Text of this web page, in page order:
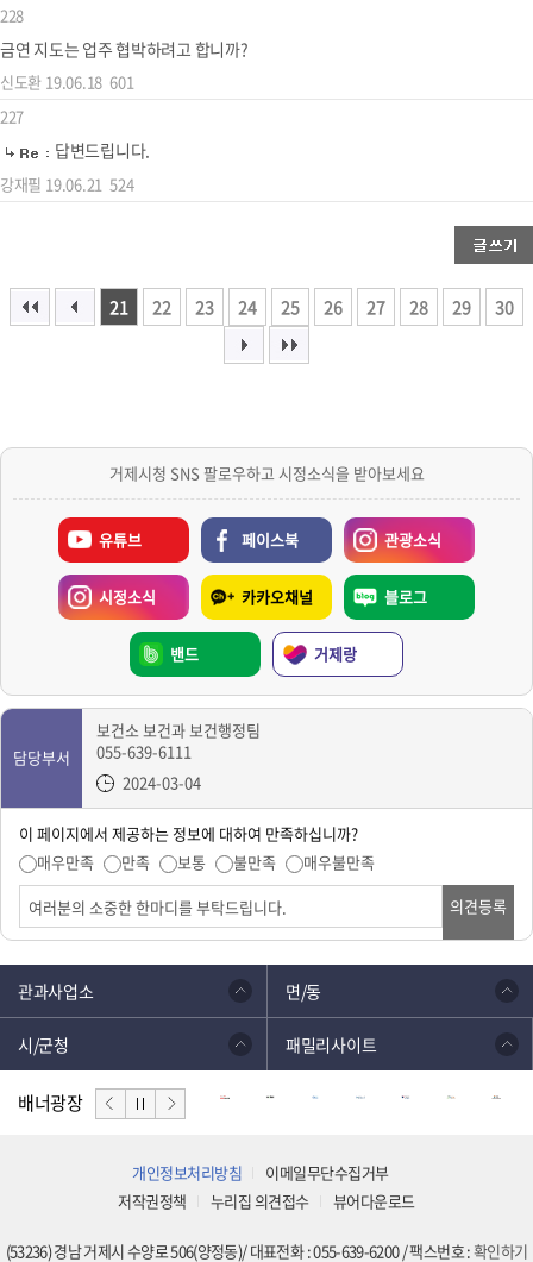
228
금연 지도는 업주 협박하려고 합니까?
신도환 19.06.18 601
227
답변드립니다.
강재필 19.06.21 524
21 22 23 24 25 26 27 28 29 30
거제시청 SNS 팔로우하고 시정소식을 받아보세요
유튜브 페이스북 관광소식
시정소식 카카오채널 블로그
밴드 거제랑
담당부서
보건소 보건과 보건행정팀
055-639-6111
2024-03-04
이 페이지에서 제공하는 정보에 대하여 만족하십니까?
매우만족
만족 보통 불만족
매우불만족
의견등록
관과사업소 면/동
시/군청 패밀리사이트
배너광장
개인정보처리방침
이메일무단수집거부
저작권정책
누리집 의견접수 뷰어다운로드
(53236) 경남 거제시 수양로 506(양정동)/ 대표전화 : 055-639-6200 / 팩스번호 :확인하기